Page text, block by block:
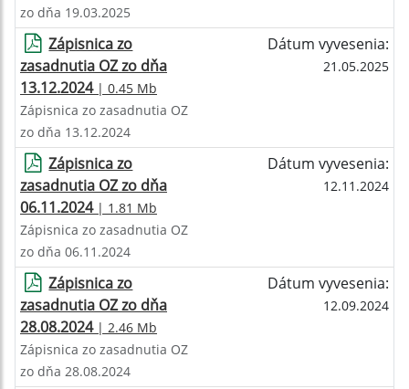
zo dňa 19.03.2025
Zápisnica zo
zasadnutia OZ zo dňa
13.12.2024| 0.45 Mb
Dátum vyvesenia:
21.05.2025
Zápisnica zo zasadnutia OZ
zo dňa 13.12.2024
Zápisnica zo
zasadnutia OZ zo dňa
06.11.2024| 1.81 Mb
Dátum vyvesenia:
12.11.2024
Zápisnica zo zasadnutia OZ
zo dňa 06.11.2024
Zápisnica zo
zasadnutia OZ zo dňa
28.08.2024| 2.46 Mb
Dátum vyvesenia:
12.09.2024
Zápisnica zo zasadnutia OZ
zo dňa 28.08.2024